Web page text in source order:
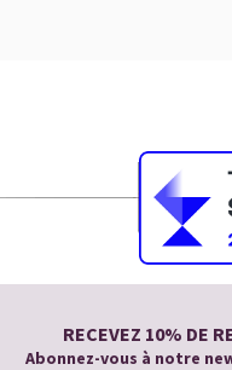
RECEVEZ 10% DE
Abonnez-vous à notre